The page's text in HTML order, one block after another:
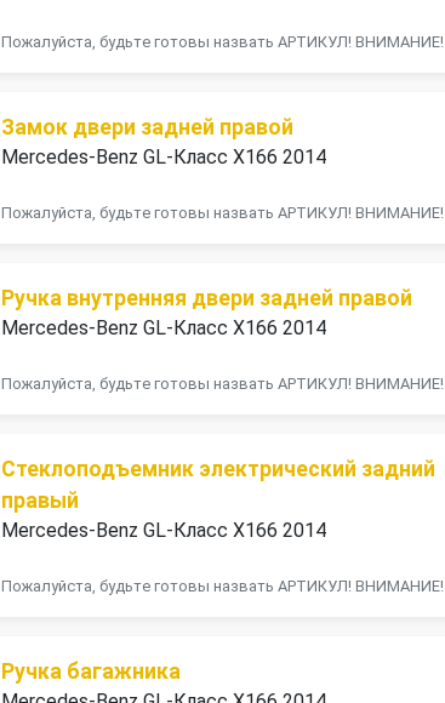
Пожалуйста, будьте готовы назвать АРТИКУЛ! ВНИМАНИЕ!
Замок двери задней правой
Mercedes-Benz GL-Класс X166 2014
Пожалуйста, будьте готовы назвать АРТИКУЛ! ВНИМАНИЕ!
Ручка внутренняя двери задней правой
Mercedes-Benz GL-Класс X166 2014
Пожалуйста, будьте готовы назвать АРТИКУЛ! ВНИМАНИЕ!
Стеклоподъемник электрический задний
правый
Mercedes-Benz GL-Класс X166 2014
Пожалуйста, будьте готовы назвать АРТИКУЛ! ВНИМАНИЕ!
Ручка багажника